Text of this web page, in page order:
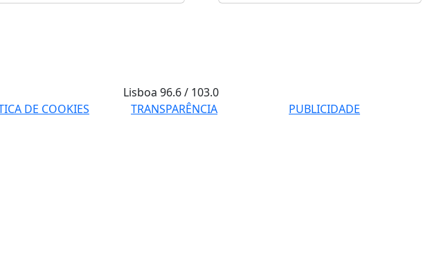
Lisboa96.6 / 103.0
DE COOKIES TRANSPARÊNCIA
PUBLICIDADE